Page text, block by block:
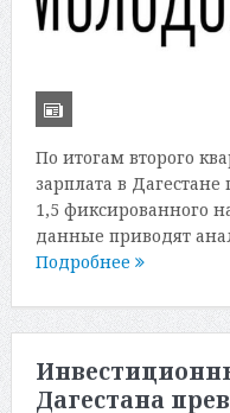
По итогам второго
зарплата в
1,5 фиксированного
данные приводят
Подробнее
Дагестана